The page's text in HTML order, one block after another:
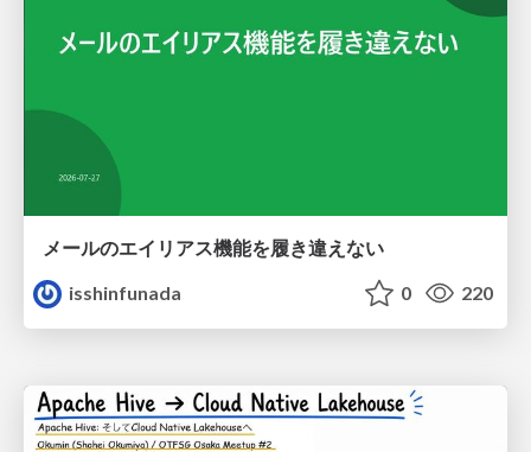
メールのエイリアス機能を履き違えない
isshinfunada
0 220